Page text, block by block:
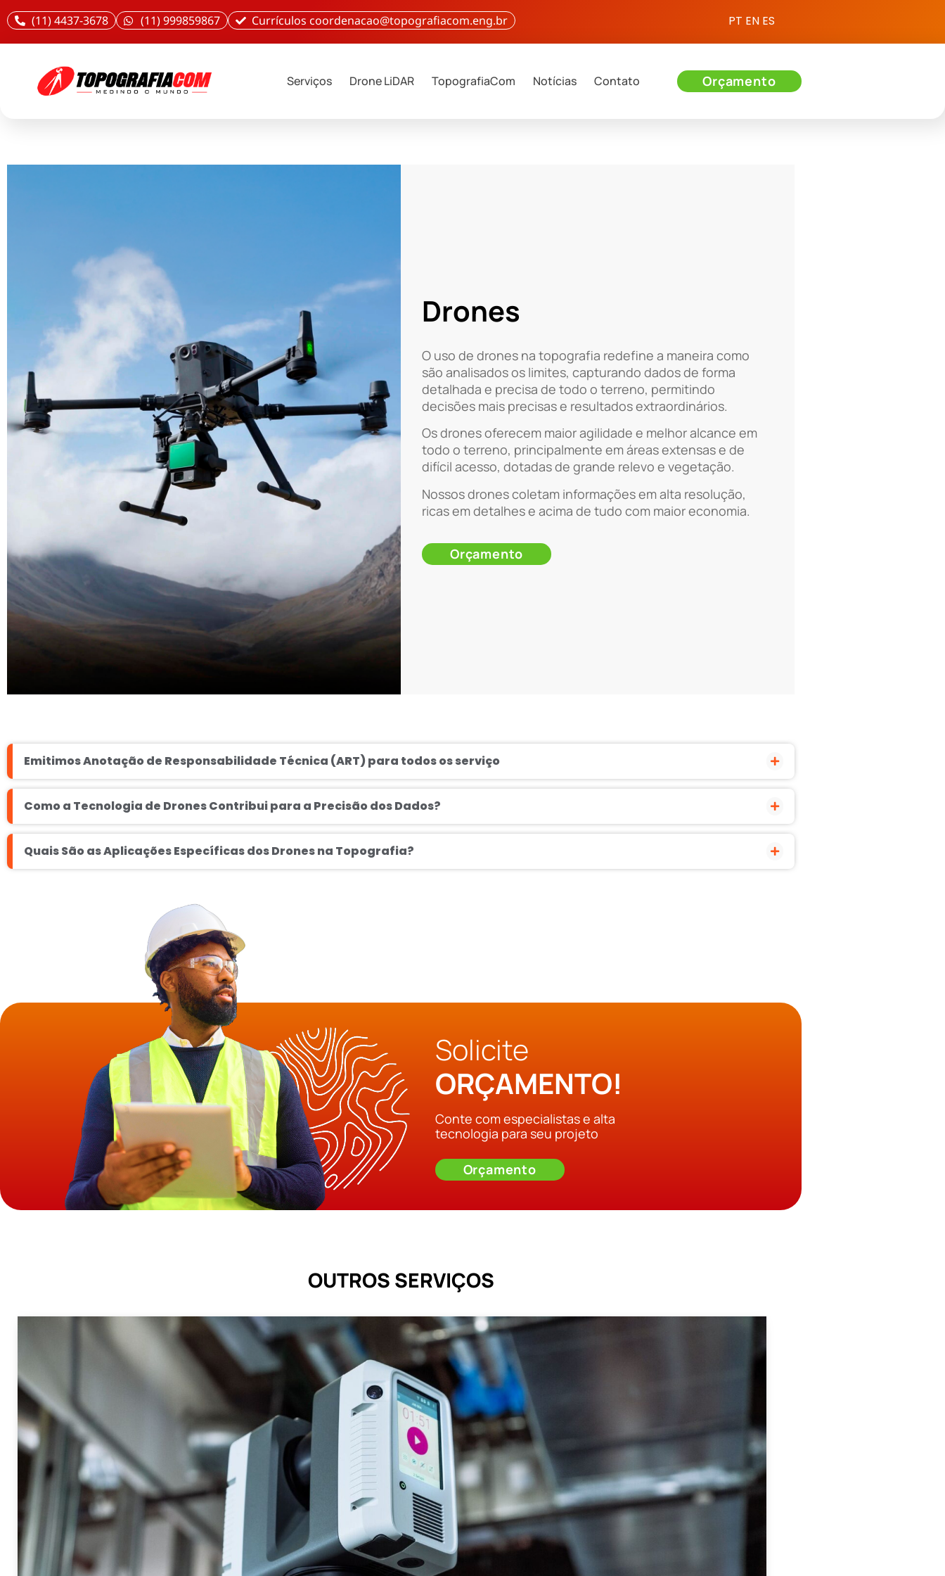
(11) 4437-3678 (11) 999859867 Currículos coordenacao@topografiacom.eng.br PT EN ES
Serviços Drone LiDAR TopografiaCom Notícias Contato Orçamento
Drones
O uso de drones na topografia redefine a maneira como
são analisados os limites, capturando dados de forma
detalhada e precisa de todo o terreno, permitindo
decisões mais precisas e resultados extraordinários.
Os drones oferecem maior agilidade e melhor alcance em
todo o terreno, principalmente em áreas extensas e de
difícil acesso, dotadas de grande relevo e vegetação.
Nossos drones coletam informações em alta resolução,
ricas em detalhes e acima de tudo com maior economia.
Orçamento
Emitimos Anotação de Responsabilidade Técnica (ART) para todos os serviço
Como a Tecnologia de Drones Contribui para a Precisão dos Dados?
Quais São as Aplicações Específicas dos Drones na Topografia?
Solicite
ORÇAMENTO!
Conte com especialistas e alta
tecnologia para seu projeto
Orçamento
OUTROS SERVIÇOS